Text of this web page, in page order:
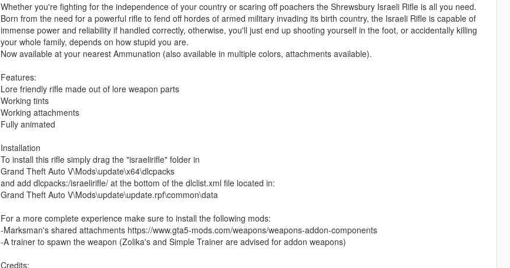
Whether you're fighting for the independence of your country or scaring off poachers the Shrewsbury Israeli Rifle is all you need.
Born from the need for a powerful rifle to fend off hordes of armed military invading its birth country, the Israeli Rifle is capable of
immense power and reliability if handled correctly, otherwise, you'll just end up shooting yourself in the foot, or accidentally killing
your whole family, depends on how stupid you are.
Now available at your nearest Ammunation (also available in multiple colors, attachments available).
Features:
Lore friendly rifle made out of lore weapon parts
Working tints
Working attachments
Fully animated
Installation
To install this rifle simply drag the "israelirifle" folder in
Grand Theft Auto V\Mods\update\x64\dlcpacks
and add dlcpacks:/israelirifle/ at the bottom of the dlclist.xml file located in:
Grand Theft Auto V\Mods\update\update.rpf\common\data
For a more complete experience make sure to install the following mods:
-Marksman's shared attachments https://www.gta5-mods.com/weapons/weapons-addon-components
-A trainer to spawn the weapon (Zolika's and Simple Trainer are advised for addon weapons)
Credits: